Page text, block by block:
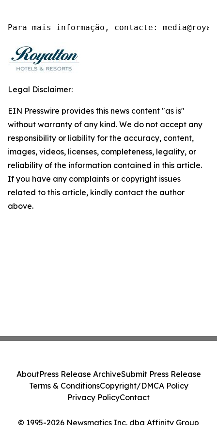
Para mais informação, contacte:
Legal Disclaimer:
EIN Presswire provides this news content "as is"
without warranty of any kind. We do not accept any
responsibility or liability for the accuracy, content,
images, videos, licenses, completeness, legality, or
reliability of the information contained in this article.
If you have any complaints or copyright issues
related to this article, kindly contact the author
above.
© 1995-2026 Newsmatics Inc. dba Affinity Group
AboutPress Release ArchiveSubmit Press Release
Terms & ConditionsCopyright/DMCA Policy
Privacy PolicyContact